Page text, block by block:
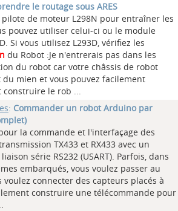
le routage sous ARES
de moteur L298N pour entraîner les
pouvez utiliser celui-ci ou le module
Si vous utilisez L293D, vérifiez les
du Robot :Je n'entrerais pas dans les
du robot car votre châssis de robot
mien et vous pouvez facilement
le rob ...
: Commander un robot Arduino par
la commande et l'interfaçage des
TX433 et RX433 avec un
série RS232 (USART). Parfois, dans
embarqués, vous voulez passer au
voulez connecter des capteurs placés à
construire une télécommande pour